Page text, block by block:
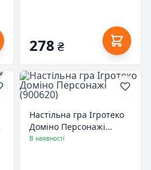
278 ₴
Настільна гра Ігротеко
Доміно Персонажі
(900620)
В наявності